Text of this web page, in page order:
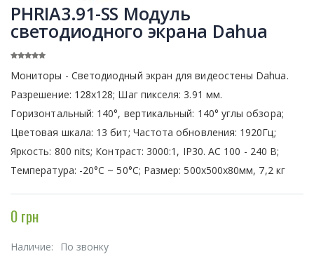
PHRIA3.91-SS Модуль
светодиодного экрана Dahua
Мониторы - Светодиодный экран для видеостены Dahua.
Разрешение: 128х128; Шаг пикселя: 3.91 мм.
Горизонтальный: 140°, вертикальный: 140° углы обзора;
Цветовая шкала: 13 бит; Частота обновления: 1920Гц;
Яркость: 800 nits; Контраст: 3000:1, IP30. АС 100 - 240 В;
Температура: -20°C ~ 50°C; Размер: 500х500х80мм, 7,2 кг
0 грн
Наличие: По звонку